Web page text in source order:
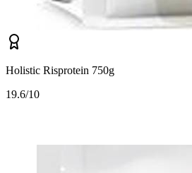
Holistic Risprotein 750g
19.6/10